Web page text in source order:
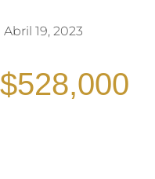
Abril 19, 2023
$528,000